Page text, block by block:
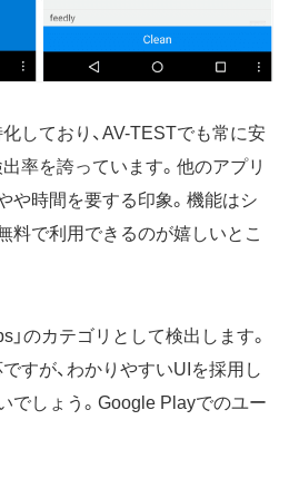
しており、AV-TESTでも常に安
率を誇っています。他のアプリ
や時間を要する印象。機能はシ
料で利用できるのが嬉しいとこ
」のカテゴリとして検出します。
すが、わかりやすいUIを採用し
でしょう。Google Playでのユー